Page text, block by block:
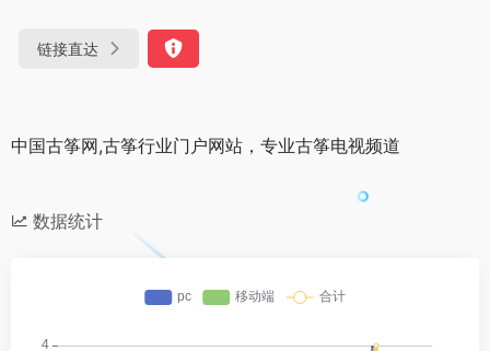
链接直达
中国古筝网,古筝行业门户网站，专业古筝电视频道
数据统计